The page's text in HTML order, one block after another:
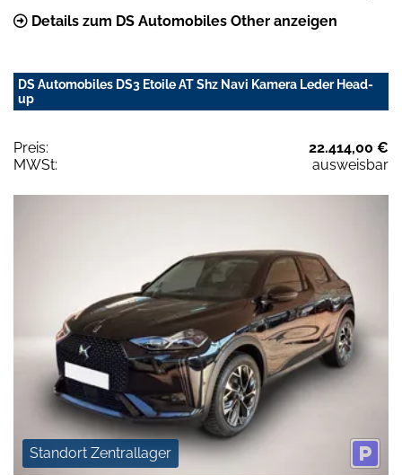
Details zum DS Automobiles Other anzeigen
DS Automobiles DS3 Etoile AT Shz Navi Kamera Leder Head-
up
Preis:
22.414,00 €
MWSt:
ausweisbar
Standort Zentrallager